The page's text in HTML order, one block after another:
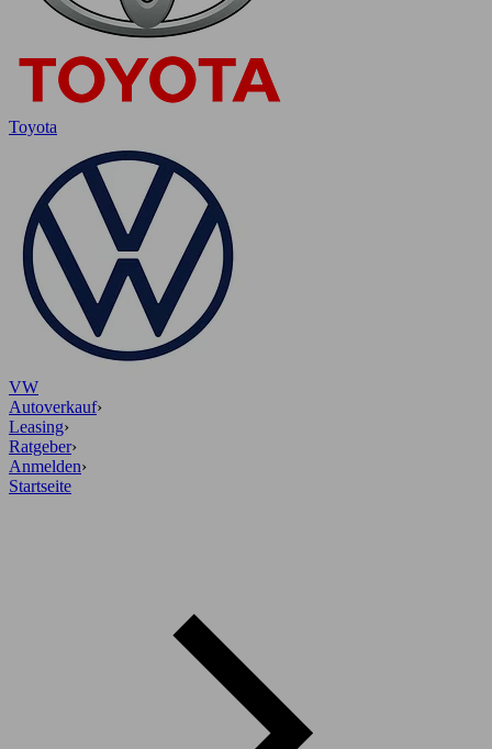
Toyota
VW
Autoverkauf›
Leasing›
Ratgeber›
Anmelden›
Startseite